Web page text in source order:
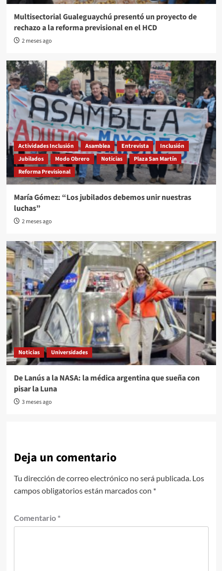
Multisectorial Gualeguaychú presentó un proyecto de
rechazo a la reforma previsional en el HCD
2 meses ago
Actividades Inclusión Asamblea Entrevista
Inclusión
Jubilados
Modo Obrero Noticias
Plaza San Martín
Reforma Previsional
María Gómez: “Los jubilados debemos unir nuestras
luchas”
2 meses ago
Noticias Universidades
De Lanús a la NASA: la médica argentina que sueña con
pisar la Luna
3 meses ago
Deja un comentario
Tu dirección de correo electrónico no será publicada. Los
campos obligatorios están marcados con *
Comentario *